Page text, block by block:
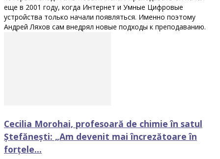
еще в 2001 году, когда Интернет и Умные Цифровые
устройства только начали появляться. Именно поэтому
Андрей Ляхов сам внедрял новые подходы к преподаванию.
Cecilia Morohai, profesoară de chimie în satul
Ștefănești: „Am devenit mai încrezătoare în
forțele...